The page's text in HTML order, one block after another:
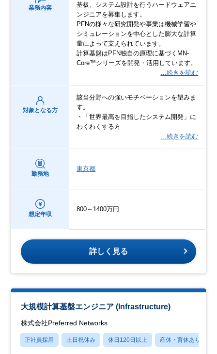
業務内容
基板、システム設計を行うハードウェアエ
ンジニアを募集します。
PFNの様々な研究開発や事業は機械学習や
シミュレーションを中心とした膨大な計算
量によって支えられています。
計算基盤はPFN独自の原理に基づくMN-
Core™シリーズを開発・活用しています。
…続きを読む
対象となる方
該当分野への強いモチベーションを望みま
す。
・「世界最高を目指したシステム開発」に
わくわくする方
…続きを読む
勤務地
東京都
想定年収
800～1400万円
詳しく見る
大規模計算基盤エンジニア (Infrastructure)
株式会社Preferred Networks
正社員採用 土日祝休み 休日120日以上 産休・育休あり